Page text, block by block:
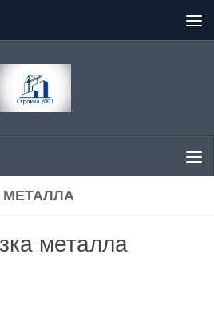
МЕТАЛЛА
металла